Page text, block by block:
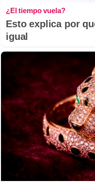
¿El tiempo vuela?
Esto explica por
igual